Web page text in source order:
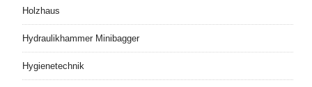
Holzhaus
Hydraulikhammer Minibagger
Hygienetechnik